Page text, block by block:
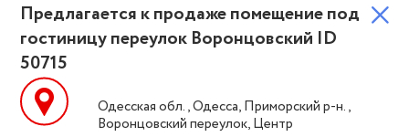
Предлагается к продаже помещение под
гостиницу переулок Воронцовский ID
50715
Одесская обл., Одесса, Приморский р-н.,
Воронцовский переулок, Центр